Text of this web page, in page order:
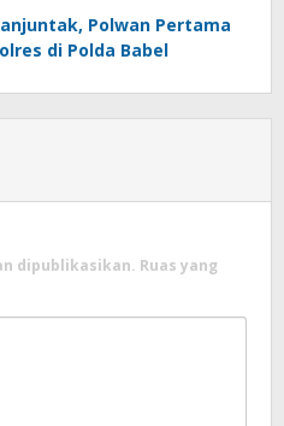
Polwan Pertama
di Polda Babel
dipublikasikan. Ruas yang